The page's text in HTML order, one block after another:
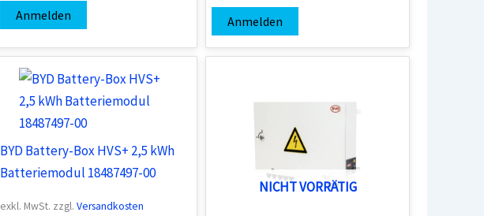
Anmelden Anmelden
BYD Battery-Box HVS+ 2,5 kWh
Batteriemodul 18487497-00
exkl. MwSt. zzgl. Versandkosten
NICHT VORRÄTIG